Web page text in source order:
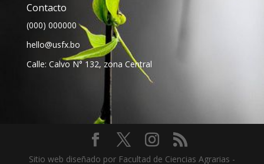
Contacto
(000) 000000
hello@usfx.bo
Calle: Calvo N° 132, zona Central
Sitio web diseñado por Facultad de Ciencias Agrarias -